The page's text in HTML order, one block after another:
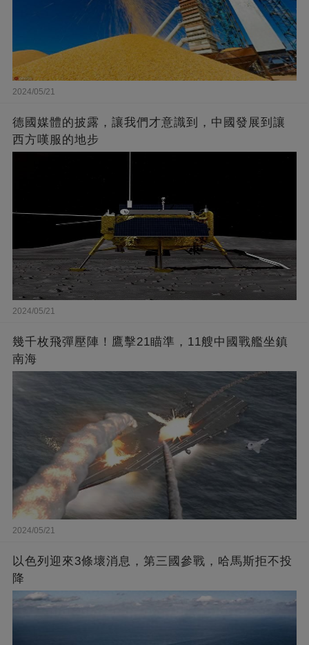
2024/05/21
德國媒體的披露，讓我們才意識到，中國發展到讓
西方嘆服的地步
2024/05/21
幾千枚飛彈壓陣！鷹擊21瞄準，11艘中國戰艦坐鎮
南海
2024/05/21
以色列迎來3條壞消息，第三國參戰，哈馬斯拒不投
降